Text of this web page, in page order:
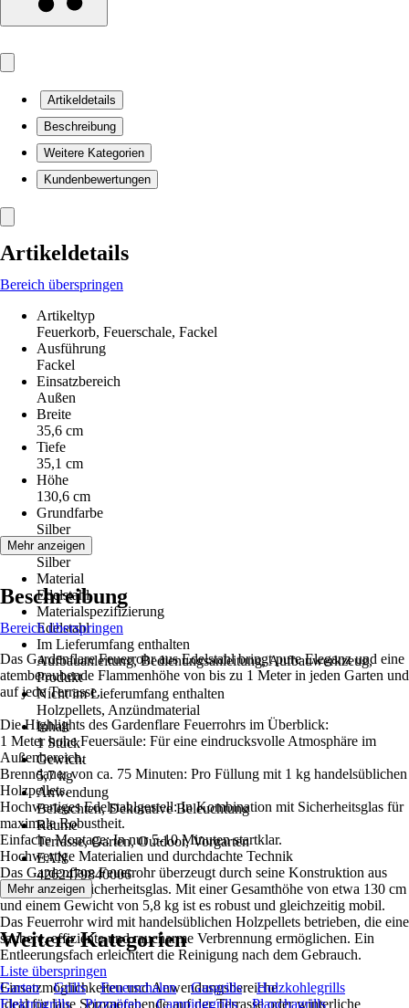
Artikeldetails
Beschreibung
Weitere Kategorien
Kundenbewertungen
Artikeldetails
Bereich überspringen
Artikeltyp
Feuerkorb, Feuerschale, Fackel
Ausführung
Fackel
Einsatzbereich
Außen
Breite
35,6 cm
Tiefe
35,1 cm
Höhe
130,6 cm
Grundfarbe
Silber
Farbton
Silber
Material
Edelstahl
Materialspezifizierung
Edelstahl
Im Lieferumfang enthalten
Aufbauanleitung, Bedienungsanleitung, Aufbauwerkzeug,
Produkt
Nicht im Lieferumfang enthalten
Holzpellets, Anzündmaterial
Inhalt
1 Stück
Gewicht
5,7 kg
Anwendung
Beleuchten, Dekorative Beleuchtung
Räume
Terrasse, Garten, Outdoor, Vorgarten
EAN
4262479840006
Mehr anzeigen
Beschreibung
Bereich überspringen
Das Gardenflare Feuerrohr aus Edelstahl bringt pure Eleganz und eine
atemberaubende Flammenhöhe von bis zu 1 Meter in jeden Garten und
auf jede Terrasse.
Die Highlights des Gardenflare Feuerrohrs im Überblick:
1 Meter hohe Feuersäule: Für eine eindrucksvolle Atmosphäre im
Außenbereich.
Brenndauer von ca. 75 Minuten: Pro Füllung mit 1 kg handelsüblichen
Holzpellets.
Hochwertiges Edelstahlgestell: In Kombination mit Sicherheitsglas für
maximale Robustheit.
Einfache Montage: In nur 5-10 Minuten startklar.
Hochwertige Materialien und durchdachte Technik
Das Gardenflare Feuerrohr überzeugt durch seine Konstruktion aus
Edelstahl und Sicherheitsglas. Mit einer Gesamthöhe von etwa 130 cm
und einem Gewicht von 5,8 kg ist es robust und gleichzeitig mobil.
Das Feuerrohr wird mit handelsüblichen Holzpellets betrieben, die eine
saubere, effiziente und raucharme Verbrennung ermöglichen. Ein
Entleerungsfach erleichtert die Reinigung nach dem Gebrauch.
Einsatzmöglichkeiten und Anwendungsbereiche
Ideal für laue Sommerabende auf der Terrasse oder winterliche
Mehr anzeigen
Weitere Kategorien
Liste überspringen
Garten
Grills Feuerschalen Gasgrills
Holzkohlegrills
Elektrogrills
Pizzaöfen Campinggrills Planchagrills